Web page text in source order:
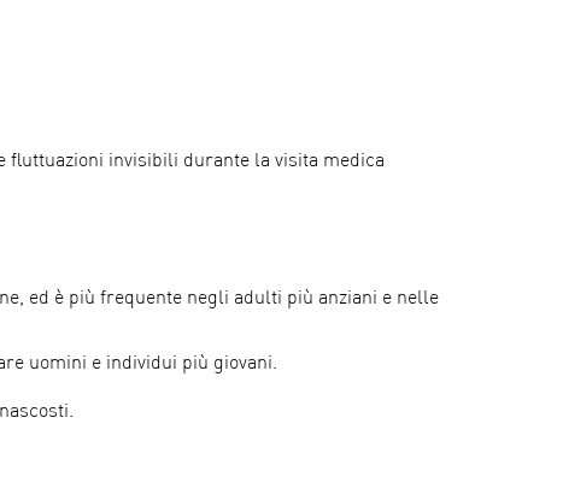
fluttuazioni invisibili durante la visita medica
ed è più frequente negli adulti più anziani e nelle
uomini e individui più giovani.